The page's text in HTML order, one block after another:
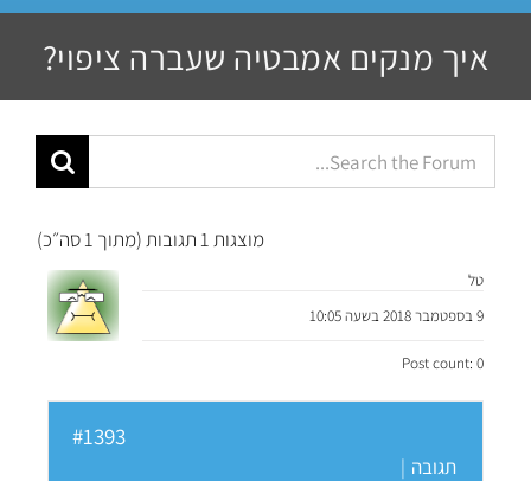
איך מנקים אמבטיה שעברה ציפוי?
מוצגות 1 תגובות (מתוך 1 סה״כ)
טל
9 בספטמבר 2018 בשעה 10:05
Post count: 0
#1393
תגובה |